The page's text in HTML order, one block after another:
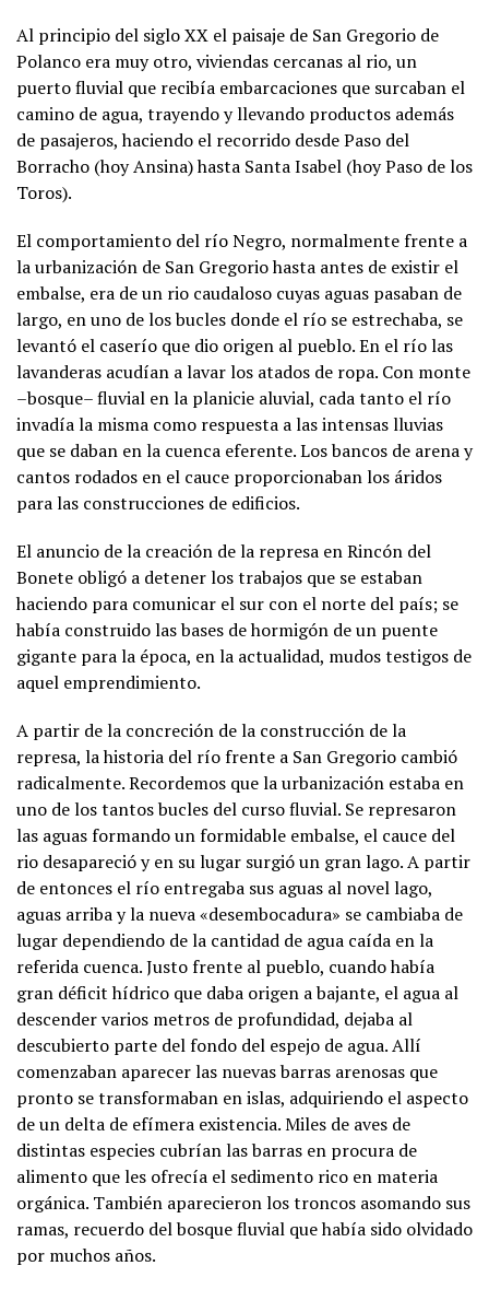
Al principio del siglo XX el paisaje de San Gregorio de
Polanco era muy otro, viviendas cercanas al rio, un
puerto fluvial que recibía embarcaciones que surcaban el
camino de agua, trayendo y llevando productos además
de pasajeros, haciendo el recorrido desde Paso del
Borracho (hoy Ansina) hasta Santa Isabel (hoy Paso de los
Toros).
El comportamiento del río Negro, normalmente frente a
la urbanización de San Gregorio hasta antes de existir el
embalse, era de un rio caudaloso cuyas aguas pasaban de
largo, en uno de los bucles donde el río se estrechaba, se
levantó el caserío que dio origen al pueblo. En el río las
lavanderas acudían a lavar los atados de ropa. Con monte
–bosque– fluvial en la planicie aluvial, cada tanto el río
invadía la misma como respuesta a las intensas lluvias
que se daban en la cuenca eferente. Los bancos de arena y
cantos rodados en el cauce proporcionaban los áridos
para las construcciones de edificios.
El anuncio de la creación de la represa en Rincón del
Bonete obligó a detener los trabajos que se estaban
haciendo para comunicar el sur con el norte del país; se
había construido las bases de hormigón de un puente
gigante para la época, en la actualidad, mudos testigos de
aquel emprendimiento.
A partir de la concreción de la construcción de la
represa, la historia del río frente a San Gregorio cambió
radicalmente. Recordemos que la urbanización estaba en
uno de los tantos bucles del curso fluvial. Se represaron
las aguas formando un formidable embalse, el cauce del
rio desapareció y en su lugar surgió un gran lago. A partir
de entonces el río entregaba sus aguas al novel lago,
aguas arriba y la nueva «desembocadura» se cambiaba de
lugar dependiendo de la cantidad de agua caída en la
referida cuenca. Justo frente al pueblo, cuando había
gran déficit hídrico que daba origen a bajante, el agua al
descender varios metros de profundidad, dejaba al
descubierto parte del fondo del espejo de agua. Allí
comenzaban aparecer las nuevas barras arenosas que
pronto se transformaban en islas, adquiriendo el aspecto
de un delta de efímera existencia. Miles de aves de
distintas especies cubrían las barras en procura de
alimento que les ofrecía el sedimento rico en materia
orgánica. También aparecieron los troncos asomando sus
ramas, recuerdo del bosque fluvial que había sido olvidado
por muchos años.